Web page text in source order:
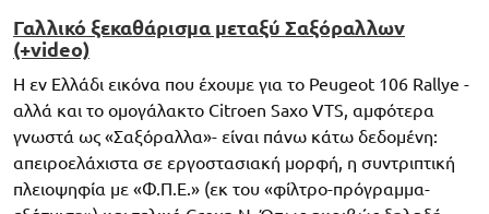
Γαλλικό ξεκαθάρισμα μεταξύ Σαξόραλλων
(+video)
Η εν Ελλάδι εικόνα που έχουμε για το Peugeot 106 Rallye -
αλλά και το ομογάλακτο Citroen Saxo VTS, αμφότερα
γνωστά ως «Σαξόραλλα»- είναι πάνω κάτω δεδομένη:
απειροελάχιστα σε εργοστασιακή μορφή, η συντριπτική
πλειοψηφία με «Φ.Π.Ε.» (εκ του «φίλτρο-πρόγραμμα-